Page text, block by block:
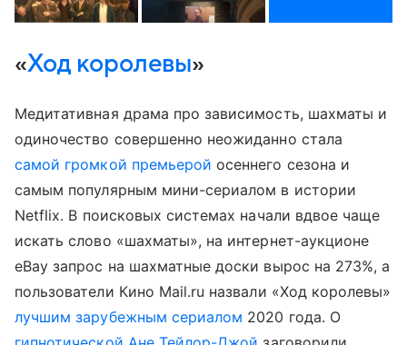
«Ход королевы»
Медитативная драма про зависимость, шахматы и
одиночество совершенно неожиданно стала
самой громкой премьерой осеннего сезона и
самым популярным мини-сериалом в истории
Netflix. В поисковых системах начали вдвое чаще
искать слово «шахматы», на интернет-аукционе
eBay запрос на шахматные доски вырос на 273%, а
пользователи Кино Mail.ru назвали «Ход королевы»
лучшим зарубежным сериалом 2020 года. О